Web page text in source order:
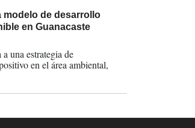
modelo de desarrollo
en Guanacaste
una estrategia de
en el área ambiental,